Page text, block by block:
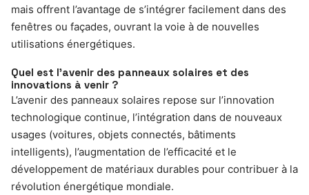
mais offrent l’avantage de s’intégrer facilement dans des
fenêtres ou façades, ouvrant la voie à de nouvelles
utilisations énergétiques.
Quel est l’avenir des panneaux solaires et des
innovations à venir ?
L’avenir des panneaux solaires repose sur l’innovation
technologique continue, l’intégration dans de nouveaux
usages (voitures, objets connectés, bâtiments
intelligents), l’augmentation de l’efficacité et le
développement de matériaux durables pour contribuer à la
révolution énergétique mondiale.